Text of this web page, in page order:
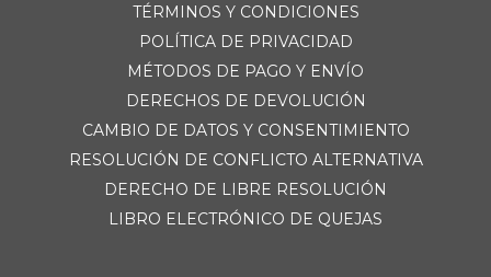
TÉRMINOS Y CONDICIONES
POLÍTICA DE PRIVACIDAD
MÉTODOS DE PAGO Y ENVÍO
DERECHOS DE DEVOLUCIÓN
CAMBIO DE DATOS Y CONSENTIMIENTO
RESOLUCIÓN DE CONFLICTO ALTERNATIVA
DERECHO DE LIBRE RESOLUCIÓN
LIBRO ELECTRÓNICO DE QUEJAS